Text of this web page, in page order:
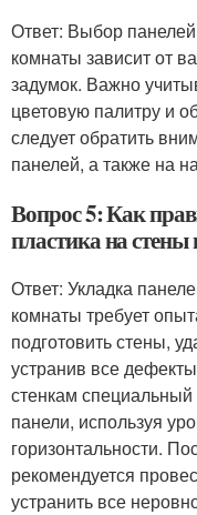
Ответ: Выбор панелей
комнаты зависит от
задумок. Важно
цветовую палитру и
следует обратить
панелей, а также на
Вопрос 5: Как
пластика на
Ответ: Укладка
комнаты требует
подготовить стены,
устранив все
стенкам специальный
панели, используя
горизонтальности.
рекомендуется
устранить все